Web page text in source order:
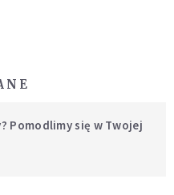
Pomodlimy się w Twojej